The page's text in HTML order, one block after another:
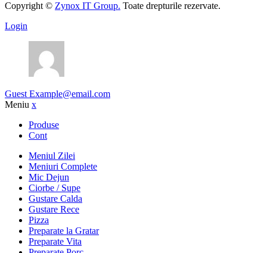
Copyright © Zynox IT Group. Toate drepturile rezervate.
Login
Guest Example@email.com
Meniu x
Produse
Cont
Meniul Zilei
Meniuri Complete
Mic Dejun
Ciorbe / Supe
Gustare Calda
Gustare Rece
Pizza
Preparate la Gratar
Preparate Vita